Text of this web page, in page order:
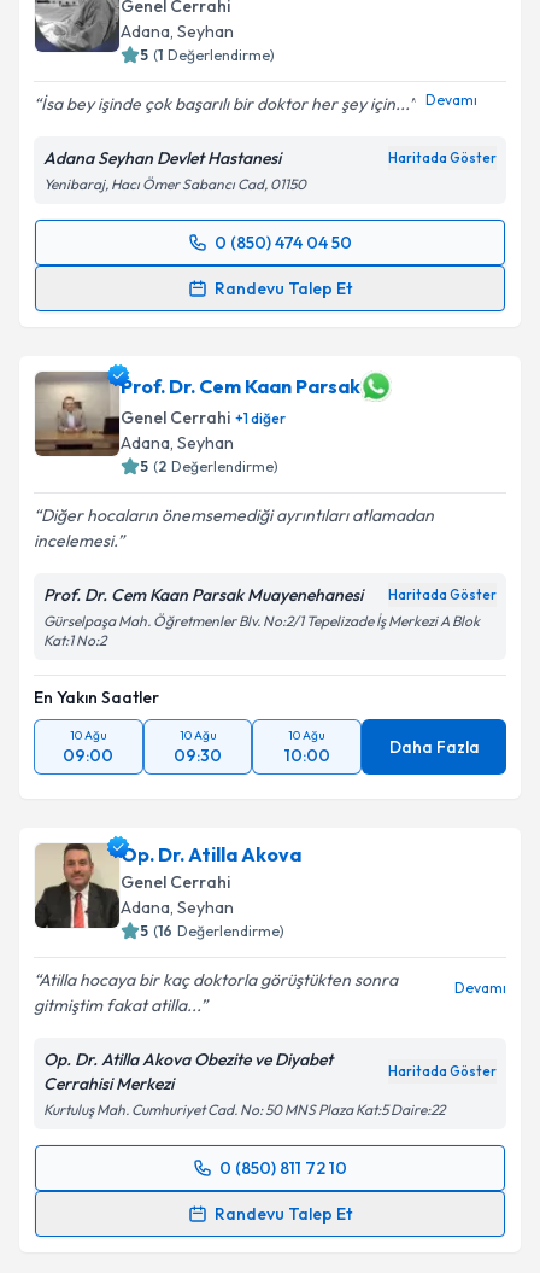
Genel Cerrahi
Adana, Seyhan
5 (1 Değerlendirme)
İsa bey işinde çok başarılı bir doktor her şey için... Devamı
Adana Seyhan Devlet Hastanesi Haritada Göster
Yenibaraj, Hacı Ömer Sabancı Cad, 01150
0 (850) 474 04 50
Randevu Talep Et
Randevu Takvimi Talebi
için bir takvim hazırlandığında e-posta ile
bilgilendireceğiz.
E-posta Adresiniz
Metni'ni okudum ve kişisel verilerimin belirtilen
kapsamda işlenmesini kabul ediyorum.
Prof. Dr. Cem Kaan Parsak
Genel Cerrahi +1diğer
Adana, Seyhan
5 (2 Değerlendirme)
Diğer hocaların önemsemediği ayrıntıları atlamadan
incelemesi.
Prof. Dr. Cem Kaan Parsak Muayenehanesi Haritada Göster
Gürselpaşa Mah. Öğretmenler Blv. No:2/1 Tepelizade İş Merkezi A Blok
Kat:1 No:2
En Yakın Saatler
10 Ağu
09:00
10 Ağu
09:30
10 Ağu
10:00 Daha Fazla
Op. Dr. Atilla Akova
Genel Cerrahi
Adana, Seyhan
5 (16 Değerlendirme)
Atilla hocaya bir kaç doktorla görüştükten sonra
gitmiştim fakat atilla...
Devamı
Op. Dr. Atilla Akova Obezite ve Diyabet
Cerrahisi Merkezi
Haritada Göster
Kurtuluş Mah. Cumhuriyet Cad. No: 50 MNS Plaza Kat:5 Daire:22
0 (850) 811 72 10
Randevu Talep Et
Randevu Takvimi Talebi